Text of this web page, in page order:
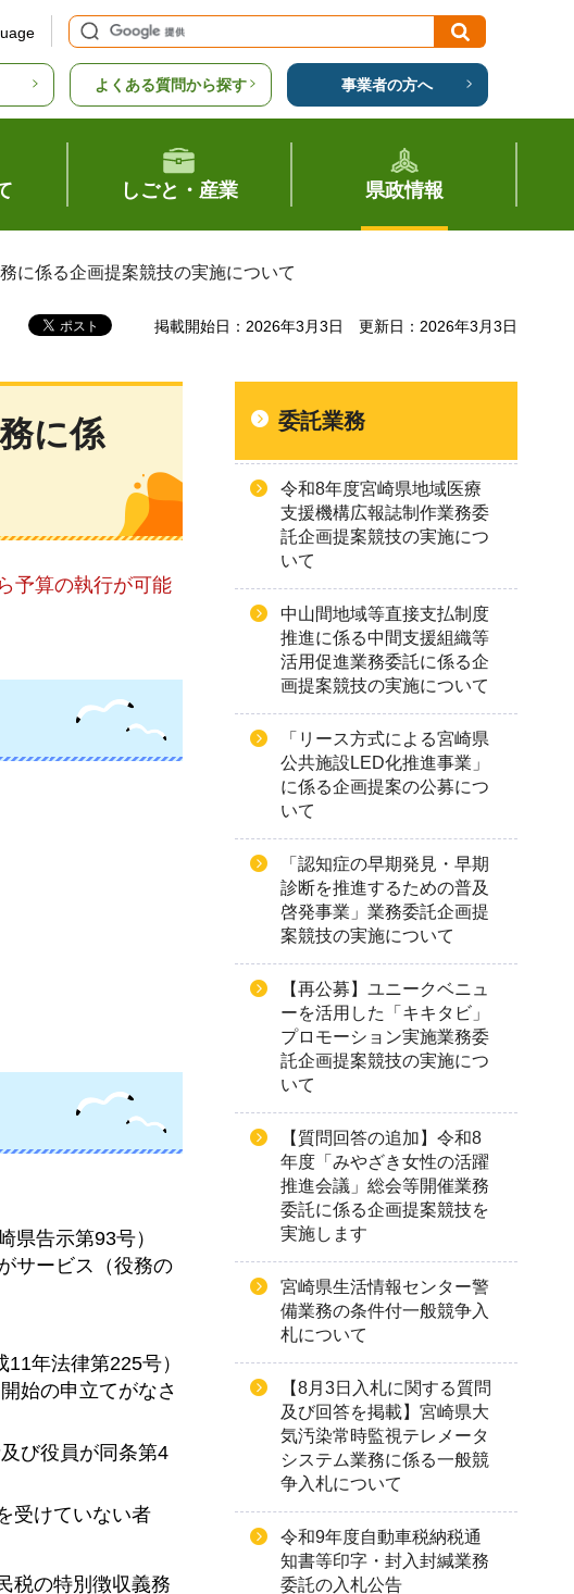
よくある質問から探す 事業者の方へ
しごと・産業 県政情報
に係る企画提案競技の実施について
掲載開始日：2026年3月3日 更新日：2026年3月3日
に係
予算の執行が可能
県告示第93号）
サービス（役務の
年法律第225号）
始の申立てがなさ
び役員が同条第4
受けていない者
税の特別徴収義務
委託業務
令和8年度宮崎県地域医療
支援機構広報誌制作業務委
託企画提案競技の実施につ
いて
中山間地域等直接支払制度
推進に係る中間支援組織等
活用促進業務委託に係る企
画提案競技の実施について
「リース方式による宮崎県
公共施設LED化推進事業」
に係る企画提案の公募につ
いて
「認知症の早期発見・早期
診断を推進するための普及
啓発事業」業務委託企画提
案競技の実施について
【再公募】ユニークベニュ
ーを活用した「キキタビ」
プロモーション実施業務委
託企画提案競技の実施につ
いて
【質問回答の追加】令和8
年度「みやざき女性の活躍
推進会議」総会等開催業務
委託に係る企画提案競技を
実施します
宮崎県生活情報センター警
備業務の条件付一般競争入
札について
【8月3日入札に関する質問
及び回答を掲載】宮崎県大
気汚染常時監視テレメータ
システム業務に係る一般競
争入札について
令和9年度自動車税納税通
知書等印字・封入封緘業務
委託の入札公告